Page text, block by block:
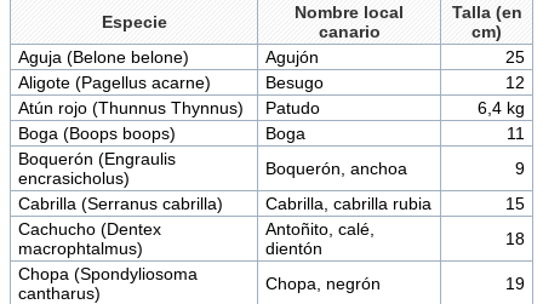
Especie
Nombre local
canario
Talla (en
cm)
Aguja (Belone belone)
Agujón
25
Aligote (Pagellus acarne)
Besugo
12
Atún rojo (Thunnus Thynnus)
Patudo
6,4 kg
Boga (Boops boops)
Boga
11
Boquerón (Engraulis
encrasicholus)
Boquerón, anchoa
9
Cabrilla (Serranus cabrilla)
Cabrilla, cabrilla rubia
15
Cachucho (Dentex
macrophtalmus)
Antoñito, calé,
dientón
18
Chopa (Spondyliosoma
cantharus)
Chopa, negrón 19